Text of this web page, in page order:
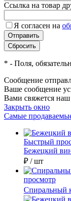
Ссылка на товар
Я согласен на
* - Поля,
Сообщение
Ваше сообщение
Вами свяжется наш
Закрыть окно
Самые
Быстрый
Бежецкий
₽ / шт
просмотр
Спиральный